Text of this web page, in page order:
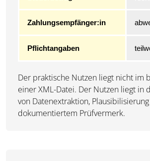
Zahlungsempfänger:in
Pflichtangaben
Der praktische Nutzen liegt nicht im
einer XML-Datei. Der Nutzen liegt in
von Datenextraktion,
dokumentiertem Prüfvermerk.